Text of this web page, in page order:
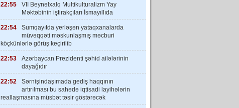
22:55
VII Beynəlxalq Multikulturalizm Yay
Məktəbinin iştirakçıları İsmayıllıda
22:54
Sumqayıtda yerləşən yataqxanalarda
müvəqqəti məskunlaşmış məcburi
köçkünlərlə görüş keçirilib
22:53
Azərbaycan Prezidenti şəhid ailələrinin
dayağıdır
22:52
Sərnişindaşımada gediş haqqının
artırılması bu sahədə iqtisadi layihələrin
reallaşmasına müsbət təsir göstərəcək